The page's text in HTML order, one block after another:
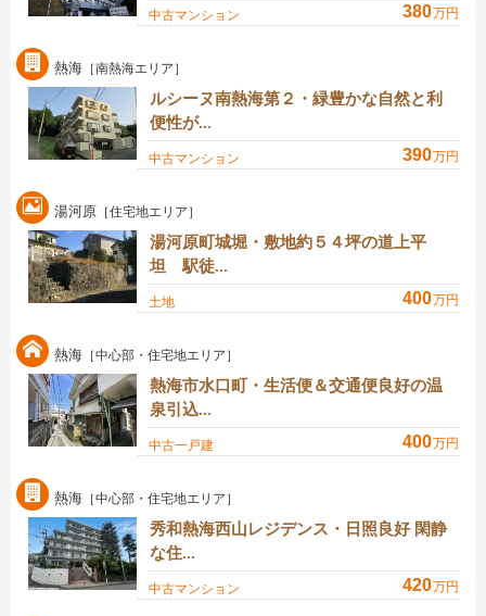
中古マンション 380万円
熱海 ［南熱海エリア］
ルシーヌ南熱海第２・緑豊かな自然と利
便性が...
中古マンション 390万円
湯河原 ［住宅地エリア］
湯河原町城堀・敷地約５４坪の道上平
坦 駅徒...
土地 400万円
熱海 ［中心部・住宅地エリア］
熱海市水口町・生活便＆交通便良好の温
泉引込...
中古一戸建 400万円
熱海 ［中心部・住宅地エリア］
秀和熱海西山レジデンス・日照良好 閑静
な住...
中古マンション 420万円